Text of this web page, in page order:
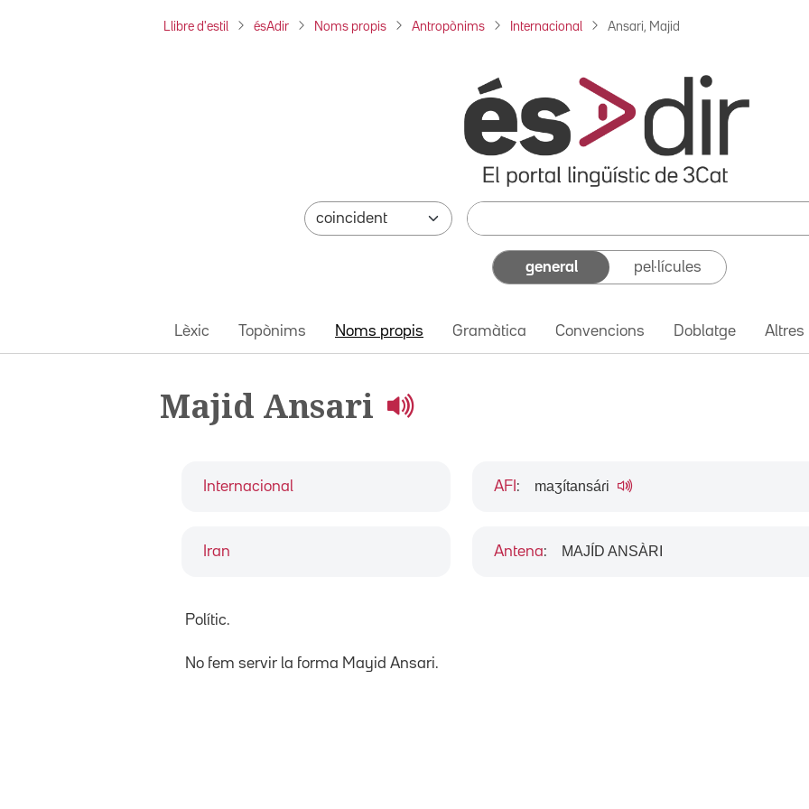
Llibre d'estil ésAdir Noms propis Antropònims Internacional Ansari, Majid
general pel·lícules
Lèxic Topònims Noms propis Gramàtica Convencions Doblatge Altres
Majid Ansari
Internacional
Iran
AFI : maʒítansáɾi
Antena: MAJÍD ANSÀRI
Polític.
No fem servir la forma Mayid Ansari.